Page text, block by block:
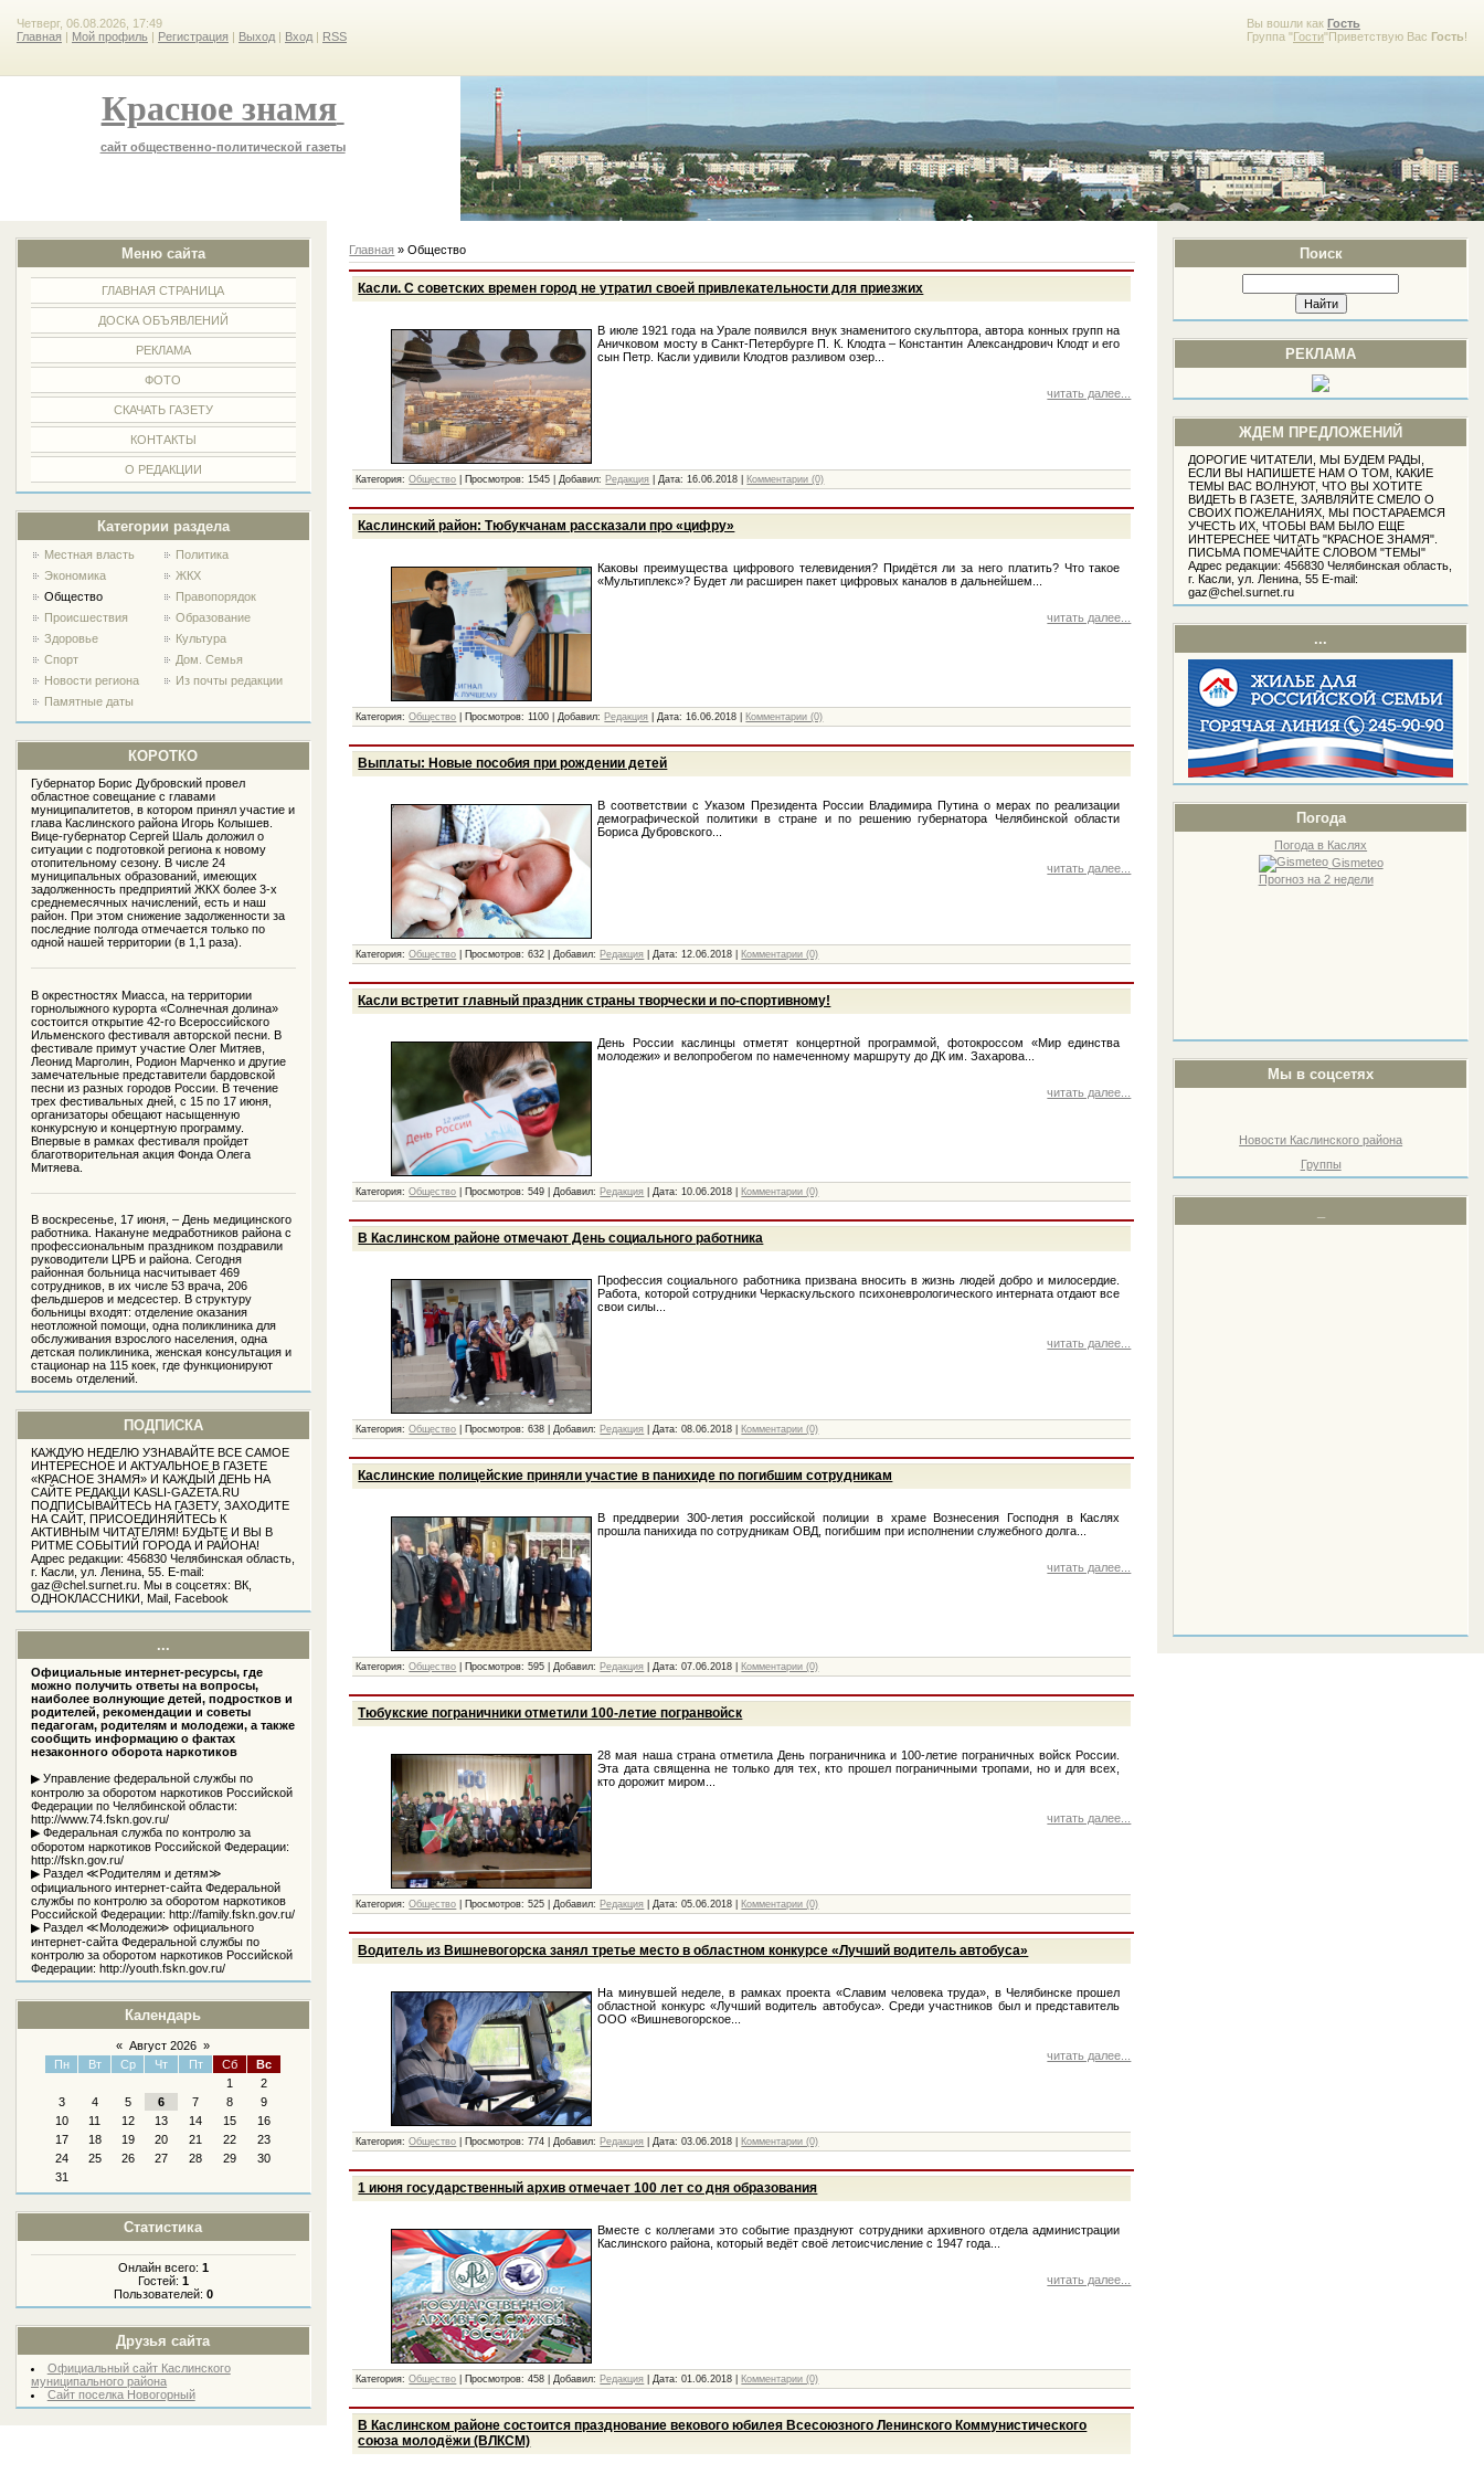
Вы вошли как Гость
Группа "Гости"Приветствую Вас Гость!
Четверг, 06.08.2026, 17:49
Главная | Мой профиль | Регистрация | Выход | Вход | RSS
Красное знамя
сайт общественно-политической газеты
Меню сайта
ГЛАВНАЯ СТРАНИЦА
ДОСКА ОБЪЯВЛЕНИЙ
РЕКЛАМА
ФОТО
СКАЧАТЬ ГАЗЕТУ
КОНТАКТЫ
О РЕДАКЦИИ
Категории раздела
Местная власть
Политика
Экономика
ЖКХ
Общество
Правопорядок
Проиcшествия
Образование
Здоровье
Культура
Спорт
Дом. Семья
Новости региона
Из почты редакции
Памятные даты
КОРОТКО
Губернатор Борис Дубровский провел
областное совещание с главами
муниципалитетов, в котором принял участие и
глава Каслинского района Игорь Колышев.
Вице-губернатор Сергей Шаль доложил о
ситуации с подготовкой региона к новому
отопительному сезону. В числе 24
муниципальных образований, имеющих
задолженность предприятий ЖКХ более 3-х
среднемесячных начислений, есть и наш
район. При этом снижение задолженности за
последние полгода отмечается только по
одной нашей территории (в 1,1 раза).
В окрестностях Миасса, на территории
горнолыжного курорта «Солнечная долина»
состоится открытие 42-го Всероссийского
Ильменского фестиваля авторской песни. В
фестивале примут участие Олег Митяев,
Леонид Марголин, Родион Марченко и другие
замечательные представители бардовской
песни из разных городов России. В течение
трех фестивальных дней, с 15 по 17 июня,
организаторы обещают насыщенную
конкурсную и концертную программу.
Впервые в рамках фестиваля пройдет
благотворительная акция Фонда Олега
Митяева.
В воскресенье, 17 июня, – День медицинского
работника. Накануне медработников района с
профессиональным праздником поздравили
руководители ЦРБ и района. Сегодня
районная больница насчитывает 469
сотрудников, в их числе 53 врача, 206
фельдшеров и медсестер. В структуру
больницы входят: отделение оказания
неотложной помощи, одна поликлиника для
обслуживания взрослого населения, одна
детская поликлиника, женская консультация и
стационар на 115 коек, где функционируют
восемь отделений.
ПОДПИСКА
КАЖДУЮ НЕДЕЛЮ УЗНАВАЙТЕ ВСЕ САМОЕ
ИНТЕРЕСНОЕ И АКТУАЛЬНОЕ В ГАЗЕТЕ
«КРАСНОЕ ЗНАМЯ» И КАЖДЫЙ ДЕНЬ НА
САЙТЕ РЕДАКЦИ KASLI-GAZETA.RU
ПОДПИСЫВАЙТЕСЬ НА ГАЗЕТУ, ЗАХОДИТЕ
НА САЙТ, ПРИСОЕДИНЯЙТЕСЬ К
АКТИВНЫМ ЧИТАТЕЛЯМ! БУДЬТЕ И ВЫ В
РИТМЕ СОБЫТИЙ ГОРОДА И РАЙОНА!
Адрес редакции: 456830 Челябинская область,
г. Касли, ул. Ленина, 55. Е-mail:
gaz@chel.surnet.ru. Мы в соцсетях: ВК,
ОДНОКЛАССНИКИ, Mail, Facebook
...
Официальные интернет-ресурсы, где
можно получить ответы на вопросы,
наиболее волнующие детей, подростков и
родителей, рекомендации и советы
педагогам, родителям и молодежи, а также
сообщить информацию о фактах
незаконного оборота наркотиков
▶ Управление федеральной службы по
контролю за оборотом наркотиков Российской
Федерации по Челябинской области:
http://www.74.fskn.gov.ru/
▶ Федеральная служба по контролю за
оборотом наркотиков Российской Федерации:
http://fskn.gov.ru/
▶ Раздел ≪Родителям и детям≫
официального интернет-сайта Федеральной
службы по контролю за оборотом наркотиков
Российской Федерации: http://family.fskn.gov.ru/
▶ Раздел ≪Молодежи≫ официального
интернет-сайта Федеральной службы по
контролю за оборотом наркотиков Российской
Федерации: http://youth.fskn.gov.ru/
Календарь
« Август 2026 »
Пн
Вт Ср Чт Пт Сб
Вс
1
2
3
4 5 6 7 8
9
10
11 12 13 14 15
16
17
18 19 20 21 22
23
24
25 26 27 28 29
30
31
Статистика
Онлайн всего: 1
Гостей: 1
Пользователей: 0
Друзья сайта
Официальный сайт Каслинского
муниципального района
Сайт поселка Новогорный
Поиск
РЕКЛАМА
ЖДЕМ ПРЕДЛОЖЕНИЙ
ДОРОГИЕ ЧИТАТЕЛИ, МЫ БУДЕМ РАДЫ,
ЕСЛИ ВЫ НАПИШЕТЕ НАМ О ТОМ, КАКИЕ
ТЕМЫ ВАС ВОЛНУЮТ, ЧТО ВЫ ХОТИТЕ
ВИДЕТЬ В ГАЗЕТЕ, ЗАЯВЛЯЙТЕ СМЕЛО О
СВОИХ ПОЖЕЛАНИЯХ, МЫ ПОСТАРАЕМСЯ
УЧЕСТЬ ИХ, ЧТОБЫ ВАМ БЫЛО ЕЩЕ
ИНТЕРЕСНЕЕ ЧИТАТЬ "КРАСНОЕ ЗНАМЯ".
ПИСЬМА ПОМЕЧАЙТЕ СЛОВОМ "ТЕМЫ"
Адрес редакции: 456830 Челябинская область,
г. Касли, ул. Ленина, 55 Е-mail:
gaz@chel.surnet.ru
...
Погода
Погода в Каслях
Gismeteo
Прогноз на 2 недели
Мы в соцсетях
Новости Каслинского района
Группы
Главная »Общество
Касли. С советских времен город не утратил своей привлекательности для приезжих
В июле 1921 года на Урале появился внук знаменитого скульптора, автора конных групп на
Аничковом мосту в Санкт-Петербурге П. К. Клодта – Константин Александрович Клодт и его
сын Петр. Касли удивили Клодтов разливом озер...
читать далее...
Категория: Общество Просмотров: 1545 |Добавил: Редакция |Дата: 16.06.2018 Комментарии (0)
Каслинский район: Тюбукчанам рассказали про «цифру»
Каковы преимущества цифрового телевидения? Придётся ли за него платить? Что такое
«Мультиплекс»? Будет ли расширен пакет цифровых каналов в дальнейшем...
читать далее...
Категория: Общество Просмотров: 1100 |Добавил: Редакция |Дата: 16.06.2018 Комментарии (0)
Выплаты: Новые пособия при рождении детей
В соответствии с Указом Президента России Владимира Путина о мерах по реализации
демографической политики в стране и по решению губернатора Челябинской области
Бориса Дубровского...
читать далее...
Категория: Общество Просмотров: 632 |Добавил: Редакция |Дата: 12.06.2018 Комментарии (0)
Касли встретит главный праздник страны творчески и по-спортивному!
День России каслинцы отметят концертной программой, фотокроссом «Мир единства
молодежи» и велопробегом по намеченному маршруту до ДК им. Захарова...
читать далее...
Категория: Общество Просмотров: 549 |Добавил: Редакция |Дата: 10.06.2018 Комментарии (0)
В Каслинском районе отмечают День социального работника
Профессия социального работника призвана вносить в жизнь людей добро и милосердие.
Работа, которой сотрудники Черкаскульского психоневрологического интерната отдают все
свои силы...
читать далее...
Категория: Общество Просмотров: 638 |Добавил: Редакция |Дата: 08.06.2018 Комментарии (0)
Каслинские полицейские приняли участие в панихиде по погибшим сотрудникам
В преддверии 300-летия российской полиции в храме Вознесения Господня в Каслях
прошла панихида по сотрудникам ОВД, погибшим при исполнении служебного долга...
читать далее...
Категория: Общество Просмотров: 595 |Добавил: Редакция |Дата: 07.06.2018 Комментарии (0)
Тюбукские пограничники отметили 100-летие погранвойск
28 мая наша страна отметила День пограничника и 100-летие пограничных войск России.
Эта дата священна не только для тех, кто прошел пограничными тропами, но и для всех,
кто дорожит миром...
читать далее...
Категория: Общество Просмотров: 525 |Добавил: Редакция |Дата: 05.06.2018 Комментарии (0)
Водитель из Вишневогорска занял третье место в областном конкурсе «Лучший водитель автобуса»
На минувшей неделе, в рамках проекта «Славим человека труда», в Челябинске прошел
областной конкурс «Лучший водитель автобуса». Среди участников был и представитель
ООО «Вишневогорское...
читать далее...
Категория: Общество Просмотров: 774 |Добавил: Редакция |Дата: 03.06.2018 Комментарии (0)
1 июня государственный архив отмечает 100 лет со дня образования
Вместе с коллегами это событие празднуют сотрудники архивного отдела администрации
Каслинского района, который ведёт своё летоисчисление с 1947 года...
читать далее...
Категория: Общество Просмотров: 458 |Добавил: Редакция |Дата: 01.06.2018 Комментарии (0)
В Каслинском районе состоится празднование векового юбилея Всесоюзного Ленинского Коммунистического
союза молодёжи (ВЛКСМ)